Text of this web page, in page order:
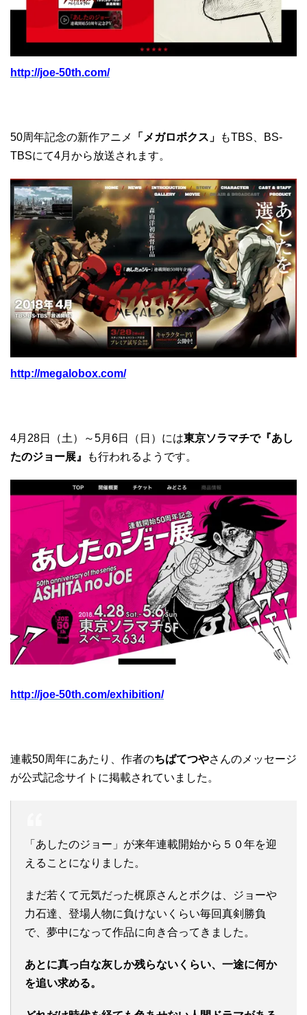
http://joe-50th.com/
50周年記念の新作アニメ 「メガロボクス」
もTBS、BS-
TBSにて4月から放送されます。
http://megalobox.com/
4月28日（土）～5月6日（日）には東京ソラマチで『あし
たのジョー展』
も行われるようです。
http://joe-50th.com/exhibition/
連載50周年にあたり、作者のちばてつやさんのメッセージ
が公式記念サイトに掲載されていました。
「あしたのジョー」が来年連載開始から５０年を迎
えることになりました。
まだ若くて元気だった梶原さんとボクは、ジョーや
力石達、登場人物に負けないくらい毎回真剣勝負
で、夢中になって作品に向き合ってきました。
あとに真っ白な灰しか残らないくらい、一途に何か
を追い求める。